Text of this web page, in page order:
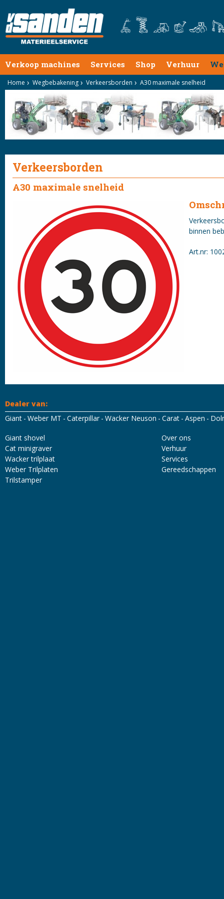
Verkoop machines Services Shop Verhuur
Home Wegbebakening Verkeersborden A30 maximale snelheid
Verkeersborden
A30 maximale snelheid
binnen
Art.nr:
Dealer van:
Giant Weber MT Caterpillar Wacker Neuson Carat Aspen
Giant shovel
Cat minigraver
Wacker trilplaat
Weber Trilplaten
Trilstamper
Over ons
Verhuur
Services
Gereedschappen